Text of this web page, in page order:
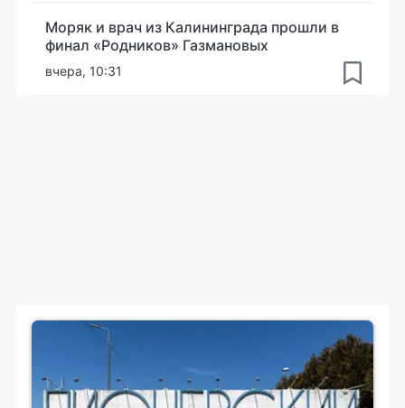
Моряк и врач из Калининграда прошли в
финал «Родников» Газмановых
вчера, 10:31